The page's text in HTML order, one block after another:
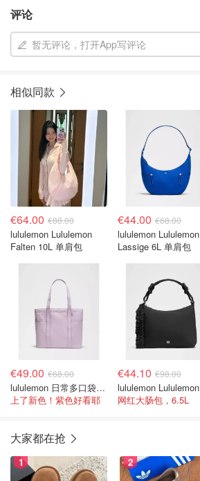
评论
暂无评论，打开App写评论
相似同款
€64.00 €88.00
lululemon Lululemon
Falten 10L 单肩包
€44.00 €68.00
lululemon Lululemon
Lassige 6L 单肩包
€49.00 €68.00
lululemon 日常多口袋手提包 20L
上了新色！紫色好看耶
€44.10 €98.00
网红大肠包，6.5L
大家都在抢
1 2